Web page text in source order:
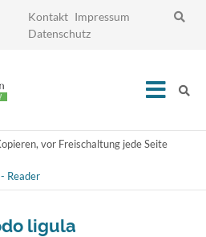
Navigation
überspringen
Kontakt Impressum
Datenschutz
vor Freischaltung jede Seite
Reader
ligula